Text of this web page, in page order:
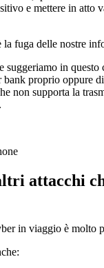
e mettere in atto
la fuga delle nostre
suggeriamo in questo
bank proprio oppure
non supporta la
attacchi
in viaggio è molto